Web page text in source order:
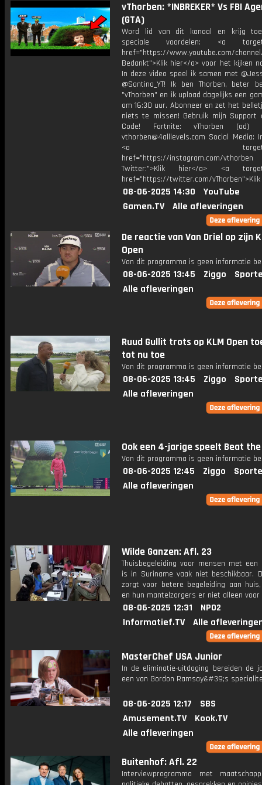
vThorben: *INBREKER* Vs FBI
(GTA)
Word lid van dit kanaal en krijg
speciale voordelen: <a
href="https://www.youtube.com/channel/
Bedankt">Klik hier</a> voor het kijken
In deze video speel ik samen met
@Santino_YT! Ik ben Thorben, beter
"vThorben" en ik upload dagelijks een
om 16:30 uur. Abonneer en zet het
niets te missen! Gebruik mijn Support
Code! Fortnite: vThorben (ad)
vthorben@4alllevels.com Social Media:
<a
href="https://instagram.com/vthorben
Twitter:">Klik hier</a> <a
href="https://twitter.com/
08-06-2025 14:30
YouTube
Gamen.TV
Alle afleveringen
De reactie van Van Driel op zijn
Open
Van dit programma is geen informatie
08-06-2025 13:45 Ziggo
Alle afleveringen
Ruud Gullit trots op KLM Open
tot nu toe
Van dit programma is geen informatie
08-06-2025 13:45 Ziggo
Alle afleveringen
Ook een 4-jarige speelt Beat
Van dit programma is geen informatie
08-06-2025 12:45 Ziggo
Alle afleveringen
Wilde Ganzen: Afl. 23
Thuisbegeleiding voor mensen met een
is in Suriname vaak niet beschikbaar.
zorgt voor betere begeleiding aan
en hun mantelzorgers er niet alleen
08-06-2025 12:31
NPO2
Informatief.TV
Alle
MasterChef USA Junior
In de eliminatie-uitdaging bereiden de
een van Gordon Ramsay&#39;s
08-06-2025 12:17
SBS
Amusement.TV
Kook.TV
Alle afleveringen
Buitenhof: Afl. 22
Interviewprogramma met